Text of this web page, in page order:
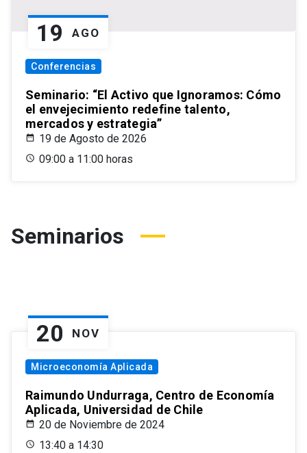
19 AGO
Conferencias
Seminario: “El Activo que Ignoramos: Cómo
el envejecimiento redefine talento,
mercados y estrategia”
19 de Agosto de 2026
09:00 a 11:00 horas
Seminarios
20 NOV
Microeconomía Aplicada
Raimundo Undurraga, Centro de Economía
Aplicada, Universidad de Chile
20 de Noviembre de 2024
13:40 a 14:30